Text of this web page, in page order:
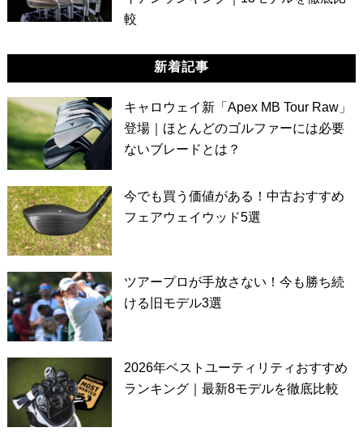
較
新着記事
キャロウェイ新「Apex MB Tour Raw」
登場｜ほとんどのゴルファーには必要
ないブレードとは？
今でも買う価値がある！中古おすすめ
フェアウェイウッド5選
ツアープロが手放さない！今も勝ち続
ける旧モデル3選
2026年ベストユーティリティおすすめ
ランキング｜最新8モデルを徹底比較